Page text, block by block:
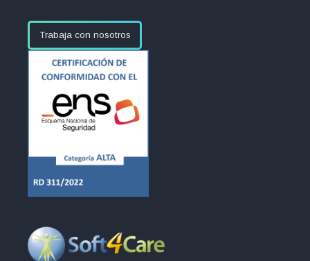
Trabaja con nosotros